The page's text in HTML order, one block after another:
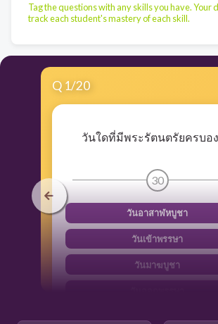
Tag the questions with any skills you have. Your
track each student's mastery of each skill.
Q 1/20
วันใดที่มีพระรัตนตรัยครบอ
30
วันอาสาฬหบูชา
วันเข้าพรรษา
วันมาฆบูชา